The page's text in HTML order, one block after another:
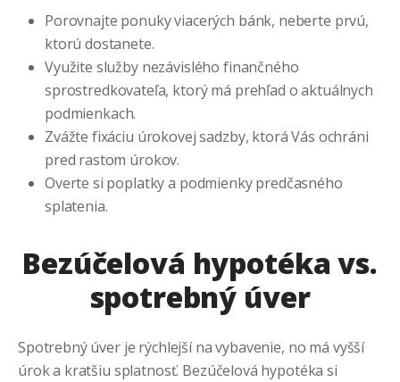
Porovnajte ponuky viacerých bánk, neberte prvú,
ktorú dostanete.
Využite služby nezávislého finančného
sprostredkovateľa, ktorý má prehľad o aktuálnych
podmienkach.
Zvážte fixáciu úrokovej sadzby, ktorá Vás ochráni
pred rastom úrokov.
Overte si poplatky a podmienky predčasného
splatenia.
Bezúčelová hypotéka vs.
spotrebný úver
Spotrebný úver je rýchlejší na vybavenie, no má vyšší
úrok a kratšiu splatnosť. Bezúčelová hypotéka si